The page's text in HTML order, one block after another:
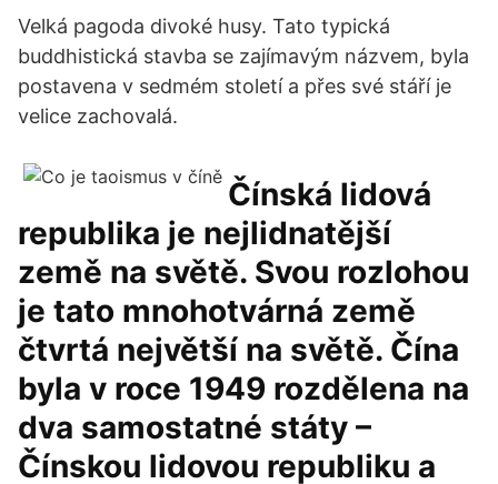
Velká pagoda divoké husy. Tato typická
buddhistická stavba se zajímavým názvem, byla
postavena v sedmém století a přes své stáří je
velice zachovalá.
Čínská lidová
republika je nejlidnatější
země na světě. Svou rozlohou
je tato mnohotvárná země
čtvrtá největší na světě. Čína
byla v roce 1949 rozdělena na
dva samostatné státy –
Čínskou lidovou republiku a